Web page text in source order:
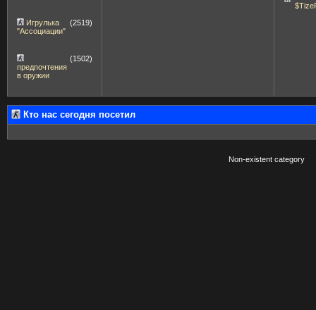
Игрулька
"Ассоциации"
(2519)
предпочтения
в оружии
(1502)
Кто нас сегодня посетил
Non-existent category